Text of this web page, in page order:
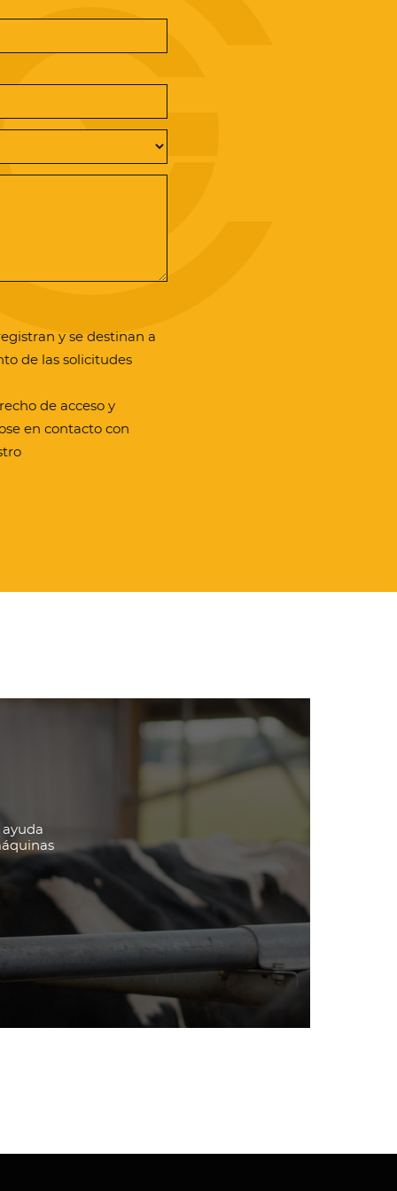
y se destinan a
de las solicitudes
de acceso y
en contacto con